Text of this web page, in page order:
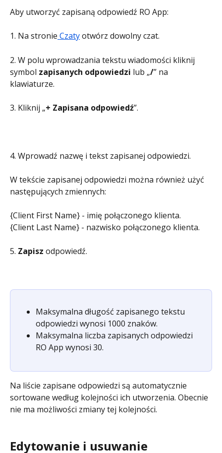
Aby utworzyć zapisaną odpowiedź RO App:
1. Na stronie Czaty otwórz dowolny czat.
2. W polu wprowadzania tekstu wiadomości kliknij
symbol zapisanych odpowiedzi lub „/” na
klawiaturze.
3. Kliknij „+ Zapisana odpowiedź”.
4. Wprowadź nazwę i tekst zapisanej odpowiedzi.
W tekście zapisanej odpowiedzi można również użyć
następujących zmiennych:
{Client First Name} - imię połączonego klienta.
{Client Last Name} - nazwisko połączonego klienta.
5. Zapisz odpowiedź.
Maksymalna długość zapisanego tekstu
odpowiedzi wynosi 1000 znaków.
Maksymalna liczba zapisanych odpowiedzi
RO App wynosi 30.
Na liście zapisane odpowiedzi są automatycznie
sortowane według kolejności ich utworzenia. Obecnie
nie ma możliwości zmiany tej kolejności.
Edytowanie i usuwanie